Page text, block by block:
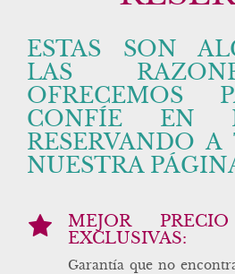
ESTAS SON
LAS
OFRECEMOS
CONFÍE EN
RESERVANDO A
NUESTRA
MEJOR
EXCLUSIVAS:
Garantía que no